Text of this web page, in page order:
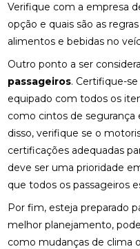
Verifique com a empresa
opção e quais são as
alimentos e bebidas no
Outro ponto a ser
passageiros. Certifique-
equipado com todos os
como cintos de segurança
disso, verifique se o
certificações adequadas
deve ser uma prioridade
que todos os passageiros
Por fim, esteja preparado
melhor planejamento,
como mudanças de clima